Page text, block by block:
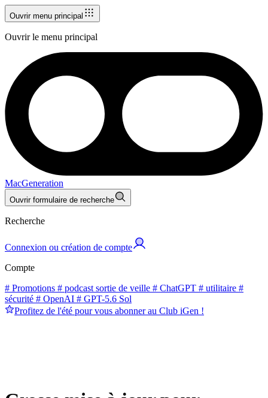
Ouvrir menu principal
Ouvrir le menu principal
MacGeneration
Ouvrir formulaire de recherche
Recherche
Connexion ou création de compte
Compte
# Promotions # podcast sortie de veille # ChatGPT # utilitaire #
sécurité # OpenAI # GPT-5.6 Sol
Profitez de l'été pour vous abonner au Club iGen !